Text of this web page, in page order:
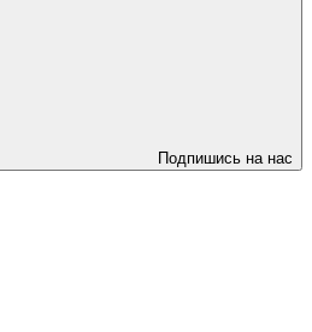
Подпишись на нас